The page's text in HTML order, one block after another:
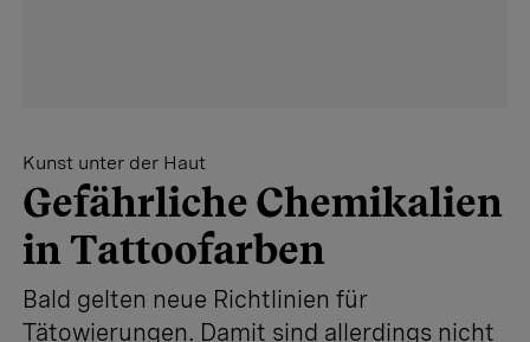
Kunst unter der Haut
Gefährliche Chemikalien
in Tattoofarben
Bald gelten neue Richtlinien für
Tätowierungen. Damit sind allerdings nicht